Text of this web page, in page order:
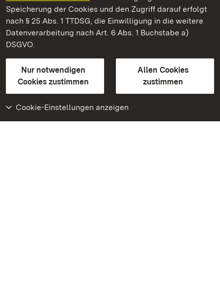
Speicherung der Cookies und den Zugriff darauf erfolgt
nach § 25 Abs. 1 TTDSG, die Einwilligung in die weitere
Datenverarbeitung nach Art. 6 Abs. 1 Buchstabe a)
DSGVO.
Nur notwendigen
Cookies zustimmen
Allen Cookies
zustimmen
Cookie-Einstellungen anzeigen
Staatliche Schlösser und Gärten Baden-Württemberg
Kontakt
GebärdenspracheLeichte Sprache
Erklärung zur Barrierefreiheit
BITV-konform (geprüfte Seiten)
Weiteres